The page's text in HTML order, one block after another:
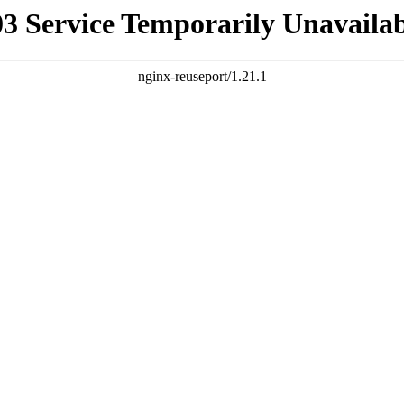
Service Temporarily
nginx-reuseport/1.21.1